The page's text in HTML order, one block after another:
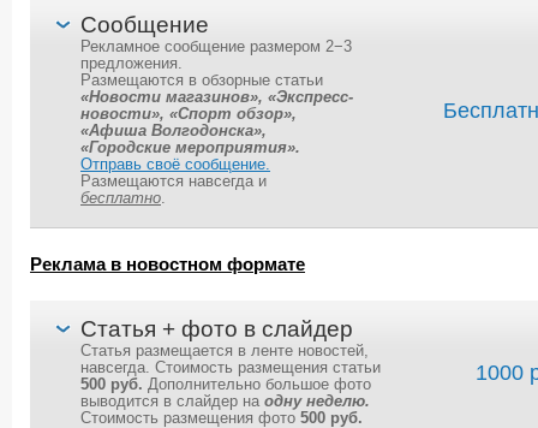
Сообщение
Рекламное сообщение размером 2−3
предложения.
Размещаются в обзорные статьи
«Новости магазинов», «Экспресс-
новости», «Спорт обзор»,
«Афиша Волгодонска»,
«Городские мероприятия».
Отправь своё сообщение.
Размещаются навсегда и
бесплатно.
Реклама в новостном формате
Статья + фото в слайдер
Статья размещается в ленте новостей,
навсегда. Стоимость размещения статьи
500 руб. Дополнительно большое фото
выводится в слайдер на одну неделю.
Стоимость размещения фото 500 руб.
1000